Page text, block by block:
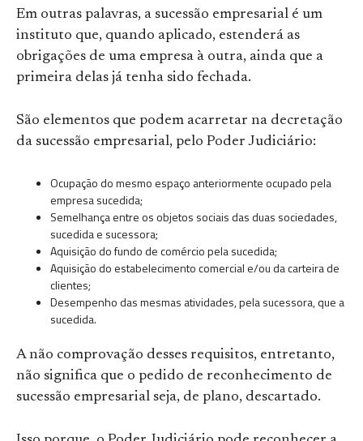
Em outras palavras, a sucessão empresarial é um
instituto que, quando aplicado, estenderá as
obrigações de uma empresa à outra, ainda que a
primeira delas já tenha sido fechada.
São elementos que podem acarretar na decretação
da sucessão empresarial, pelo Poder Judiciário:
Ocupação do mesmo espaço anteriormente ocupado pela
empresa sucedida;
Semelhança entre os objetos sociais das duas sociedades,
sucedida e sucessora;
Aquisição do fundo de comércio pela sucedida;
Aquisição do estabelecimento comercial e/ou da carteira de
clientes;
Desempenho das mesmas atividades, pela sucessora, que a
sucedida.
A não comprovação desses requisitos, entretanto,
não significa que o pedido de reconhecimento de
sucessão empresarial seja, de plano, descartado.